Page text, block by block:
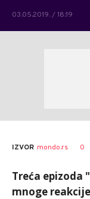
03.05.2019. / 18:19
IZVOR mondo.rs 0
Treća epizoda
mnoge